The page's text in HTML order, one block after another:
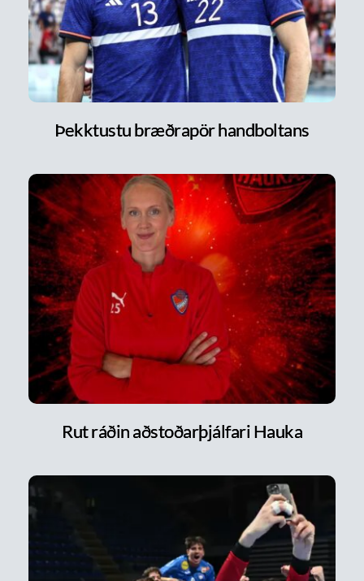
Þekktustu bræðrapör handboltans
Rut ráðin aðstoðarþjálfari Hauka